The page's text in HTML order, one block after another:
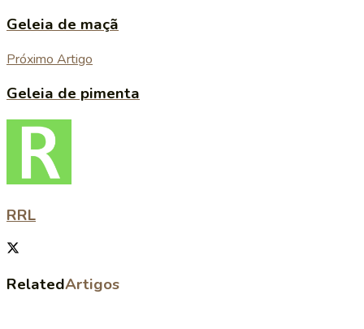
Geleia de maçã
Próximo Artigo
Geleia de pimenta
RRL
RelatedArtigos